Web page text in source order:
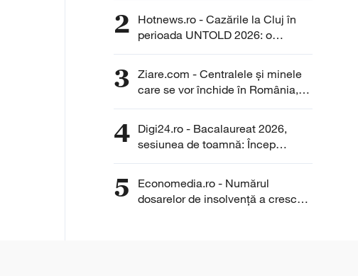
le știe românii
2
Hotnews.ro - Cazările la Cluj în
perioada UNTOLD 2026: o
garsonieră ajunge să coste pe
un apartament
3 Ziare.com - Centralele și minele
care se vor închide în România,
până în 2030. Ce prevede legea
4 Digi24.ro - Bacalaureat 2026,
sesiunea de toamnă: Încep
probele de competențe într-o
Cum se desfășoară examenul
5
Economedia.ro - Numărul
dosarelor de insolvenţă a crescut